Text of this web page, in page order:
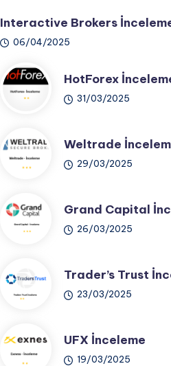
Interactive Brokers
06/04/2025
HotForex
31/03/2025
Weltrade
29/03/2025
Grand Capital
26/03/2025
Trader’s Trust
23/03/2025
UFX İnceleme
19/03/2025